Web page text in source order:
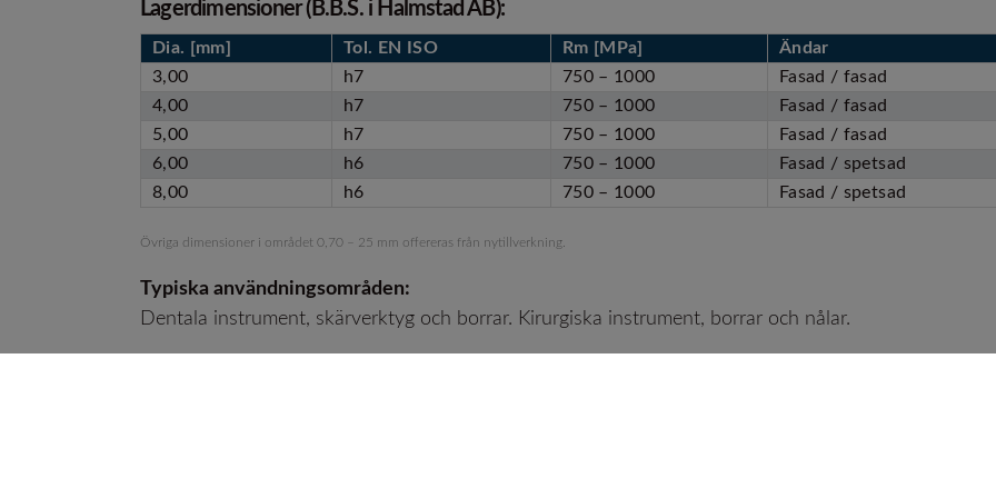
Lagerdimensioner (B.B.S. i Halmstad AB):
Dia. [mm] Tol. EN ISO Rm [MPa]
Ändar
3,00
h7 750 – 1000
Fasad / fasad
4,00
h7 750 – 1000
Fasad / fasad
5,00
h7 750 – 1000
Fasad / fasad
6,00
h6 750 – 1000
Fasad / spetsad
8,00
h6 750 – 1000 Fasad / spetsad
Övriga dimensioner i området 0,70 – 25 mm offereras från nytillverkning.
Typiska användningsområden:
Dentala instrument, skärverktyg och borrar. Kirurgiska instrument, borrar och nålar.